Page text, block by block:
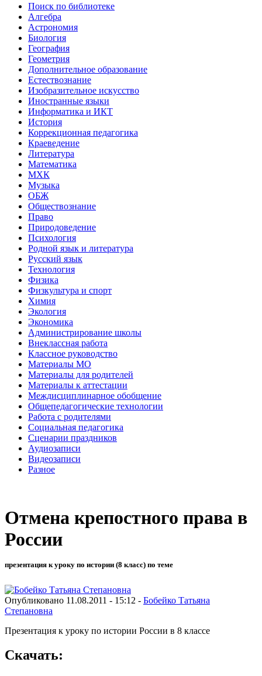
Поиск по библиотеке
Алгебра
Астрономия
Биология
География
Геометрия
Дополнительное образование
Естествознание
Изобразительное искусство
Иностранные языки
Информатика и ИКТ
История
Коррекционная педагогика
Краеведение
Литература
Математика
МХК
Музыка
ОБЖ
Обществознание
Право
Природоведение
Психология
Родной язык и литература
Русский язык
Технология
Физика
Физкультура и спорт
Химия
Экология
Экономика
Администрирование школы
Внеклассная работа
Классное руководство
Материалы МО
Материалы для родителей
Материалы к аттестации
Междисциплинарное обобщение
Общепедагогические технологии
Работа с родителями
Социальная педагогика
Сценарии праздников
Аудиозаписи
Видеозаписи
Разное
Отмена крепостного права в
России
презентация к уроку по истории (8 класс) по теме
Опубликовано 11.08.2011 - 15:12 - Бобейко Татьяна
Степановна
Презентация к уроку по истории России в 8 классе
Скачать: